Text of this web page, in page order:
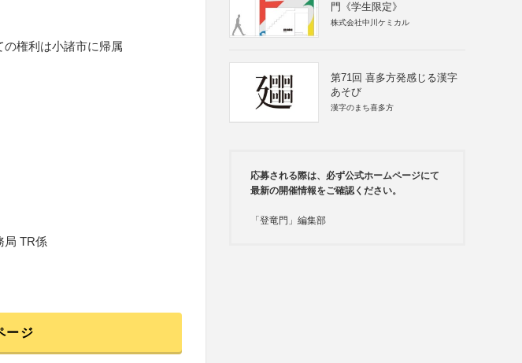
の権利は小諸市に帰属
局 TR係
ージ
門《学生限定》
株式会社中川ケミカル
第71回 喜多方発感じる漢字
あそび
漢字のまち喜多方
応募される際は、必ず公式ホームページにて
最新の開催情報をご確認ください。
「登竜門」編集部